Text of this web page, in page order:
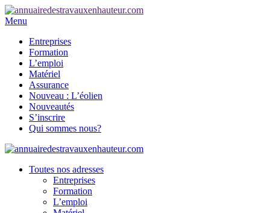
Menu
Entreprises
Formation
L’emploi
Matériel
Assurance
Nouveau : L’éolien
Nouveautés
S’inscrire
Qui sommes nous?
Toutes nos adresses
Entreprises
Formation
L’emploi